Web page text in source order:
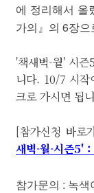
에 정리해서 올
가의』의 6장
'책새벽-월' 시
니다. 10/7 시작
크로 가시면 됩
[참가신청 바로
새벽-월-시즌5' :
참가문의 : 녹